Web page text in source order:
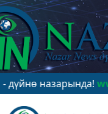
назарында!